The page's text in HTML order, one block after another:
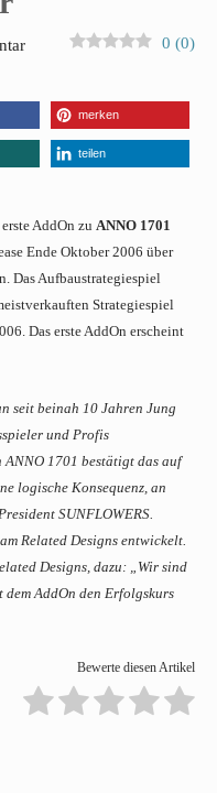
0 (0)
merken
teilen
AddOn zu ANNO 1701
Ende Oktober 2006 über
Das Aufbaustrategiespiel
Strategiespiel
Das erste AddOn erscheint
seit beinah 10 Jahren Jung
und Profis
1701 bestätigt das auf
logische Konsequenz, an
SUNFLOWERS.
Related Designs entwickelt.
Designs, dazu: „Wir sind
dem AddOn den Erfolgskurs
Bewerte diesen Artikel